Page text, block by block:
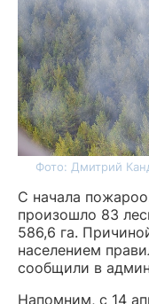
Фото: Дмитрий
С начала
произошло 83
586,6 га.
населением
сообщили в
Напомним, с 14